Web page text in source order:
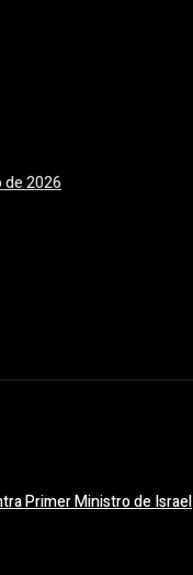
de 2026
Primer Ministro de Israel